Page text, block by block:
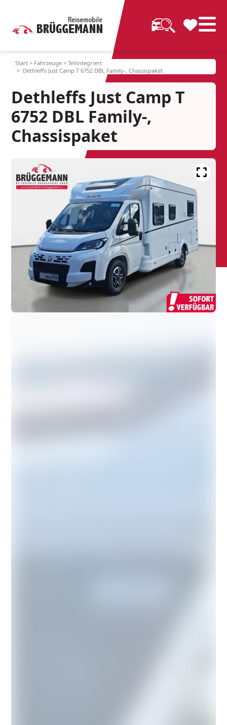
Start > Fahrzeuge >Teilintegriert
> Dethleffs Just Camp T 6752 DBL Family-, Chassispaket
Dethleffs Just Camp T
6752 DBL Family-,
Chassispaket